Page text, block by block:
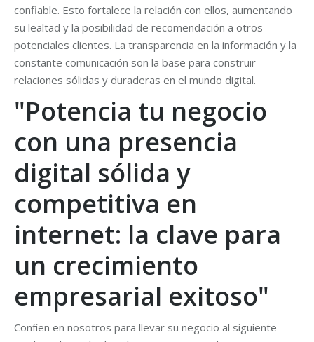
confiable. Esto fortalece la relación con ellos, aumentando
su lealtad y la posibilidad de recomendación a otros
potenciales clientes. La transparencia en la información y la
constante comunicación son la base para construir
relaciones sólidas y duraderas en el mundo digital.
"Potencia tu negocio
con una presencia
digital sólida y
competitiva en
internet: la clave para
un crecimiento
empresarial exitoso"
Confíen en nosotros para llevar su negocio al siguiente